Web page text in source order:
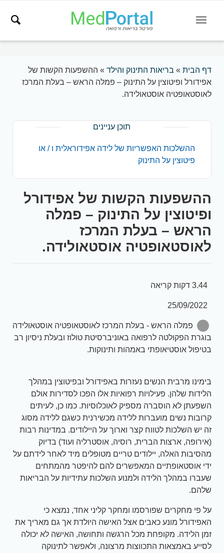
דף הבית» בריאות התינוק והילד» ההשפעות הקשות של
אפידורל ופיטוצין על התינוק – פמלה הראש – בעלת המרכז
לאוסטאופטיה אוסטאולידה.
תוכן עניינים
ההשלכות האפשריות של לידה אפידוראלית ו / או
פיטוצין על התינוק
ההשפעות הקשות של אפידורל
ופיטוצין על התינוק – פמלה
הראש – בעלת המרכז
לאוסטאופטיה אוסטאולידה.
3.44 דקות קריאה
25/09/2022
פמלה הראש - בעלת המרכז לאוסטאופטיה אוסטאולידה
בוגרת הפקולטה לרפואה באוניברסיטת טולוז ובעלת ניסיון רב
בטיפול אוסטיאופתי באמהות ותינוקות.
בימינו מרבית הנשים נעזרות באפידורל ובפיטוצין במהלך
הלידות שלהן. פעילויות רפואיות אלו הפכו לסדירות אולם
השפעתן לא הוסברה מספיק לאוכלוסיות. כמו כן, לעיתים
קרובות נשים מועברות ללידה מכשירנית כשגם ללידה מסוג
זה יש השלכות לטווח קצר וארוך על היילודים. במדינות רבות
(אירופה, ארצות הברית, רוסיה, אוסטרליה ועוד) בדיוק
מהסיבות האלה, יילודים טריים מטופלים מיד לאחר לידתם על
ידי אוסטאופתיים המאפשרים להם להיפטר מהמתחים
שעברו במהלך הלידה ולמנוע השלכות עתידיות על הבריאות
שלהם.
על פי מחקרים שפורסמו ומחקר קליני אחד, נמצא כי
האפידורל מונע כאבים אצל האישה היולדת אך גם מאריך את
זמן הלידה. מקופחת מכל הרגשה ותחושה, האישה לא יכולה
לסייע באמצאות התכווצות מרצונה, ולאפשר לתינוקה